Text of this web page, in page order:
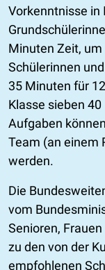
Vorkenntnisse
Minuten Zeit,
Schülerinnen
35 Minuten für
Klasse sieben
Aufgaben
Team (an einem
werden.
Die
vom
Senioren,
zu den von der
empfohlenen